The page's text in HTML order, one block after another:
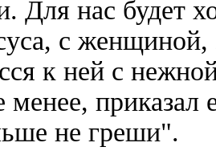
Для нас будет
с
к ней с
менее, приказал
не греши".